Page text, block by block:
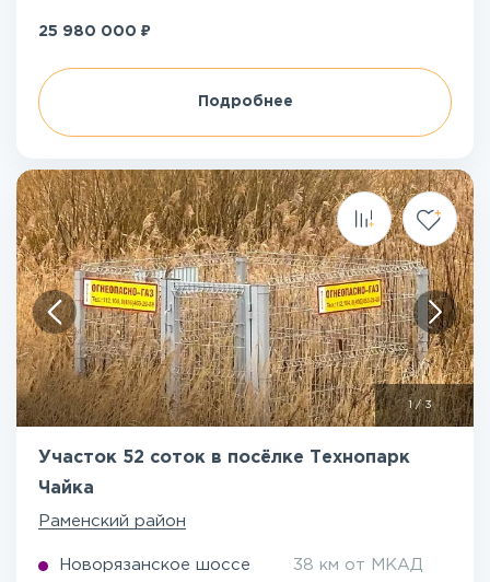
25 980 000 ₽
Подробнее
1/3
Участок 52 соток в посёлке Технопарк
Чайка
Раменский район
Новорязанское шоссе 38 км от МКАД